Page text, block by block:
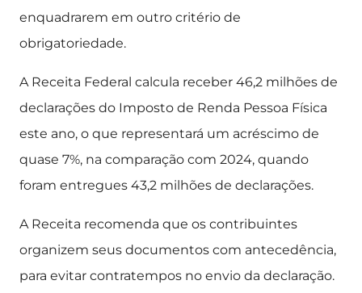
enquadrarem em outro critério de
obrigatoriedade.
A Receita Federal calcula receber 46,2 milhões de
declarações do Imposto de Renda Pessoa Física
este ano, o que representará um acréscimo de
quase 7%, na comparação com 2024, quando
foram entregues 43,2 milhões de declarações.
A Receita recomenda que os contribuintes
organizem seus documentos com antecedência,
para evitar contratempos no envio da declaração.